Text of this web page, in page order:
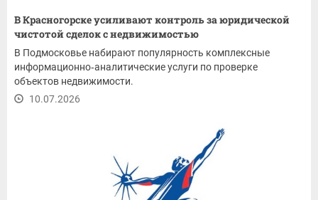
В Красногорске усиливают контроль за юридической
чистотой сделок с недвижимостью
В Подмосковье набирают популярность комплексные
информационно‑аналитические услуги по проверке
объектов недвижимости.
10.07.2026